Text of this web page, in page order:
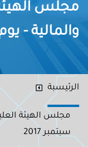
مجلس الهيئة
والمالية - يوم
الرئيسبة
سبتمبر 2017